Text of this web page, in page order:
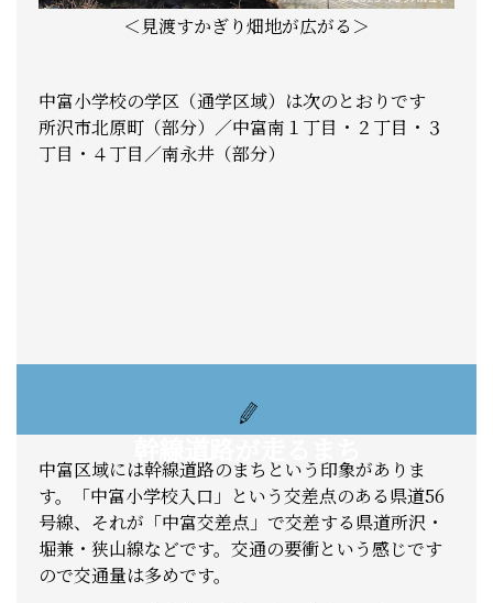
＜見渡すかぎり畑地が広がる＞
中富小学校の学区（通学区域）は次のとおりです
所沢市北原町（部分）／中富南１丁目・２丁目・３
丁目・４丁目／南永井（部分）
中富区域には幹線道路のまちという印象がありま
す。「中富小学校入口」という交差点のある県道56
号線、それが「中富交差点」で交差する県道所沢・
堀兼・狭山線などです。交通の要衝という感じです
ので交通量は多めです。